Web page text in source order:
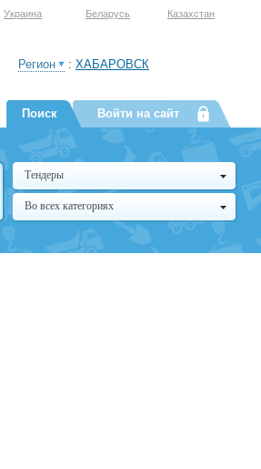
Украина Беларусь Казахстан
Регион : ХАБАРОВСК
Поиск Войти на сайт
Тендеры
Во всех категориях